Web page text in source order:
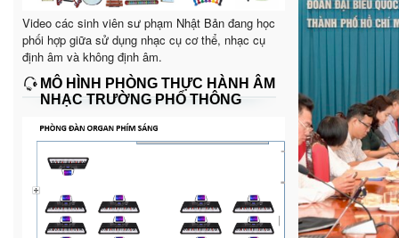
Video các sinh viên sư phạm Nhật Bản đang học
phối hợp giữa sử dụng nhạc cụ cơ thể, nhạc cụ
định âm và không định âm.
MÔ HÌNH PHÒNG THỰC HÀNH ÂM
NHẠC TRƯỜNG PHỔ THÔNG